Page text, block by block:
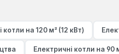
котли на 120 м² (12 кВт)
Електричні котли на 90